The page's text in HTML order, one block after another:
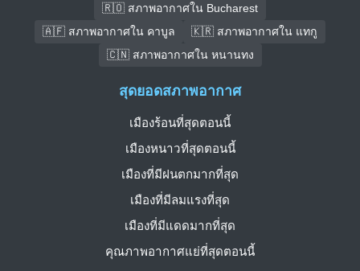
🇷🇴 สภาพอากาศใน Bucharest
🇦🇫 สภาพอากาศใน คาบูล
🇰🇷 สภาพอากาศใน แทกู
🇨🇳 สภาพอากาศใน หนานทง
สุดยอดสภาพอากาศ
เมืองร้อนที่สุดตอนนี้
เมืองหนาวที่สุดตอนนี้
เมืองที่มีฝนตกมากที่สุด
เมืองที่มีลมแรงที่สุด
เมืองที่มีแดดมากที่สุด
คุณภาพอากาศแย่ที่สุดตอนนี้